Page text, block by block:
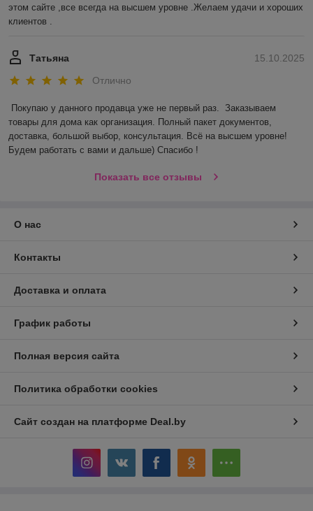
этом сайте ,все всегда на высшем уровне .Желаем удачи и хороших
клиентов .
15.10.2025
Татьяна
Отлично
Покупаю у данного продавца уже не первый раз.  Заказываем
товары для дома как организация. Полный пакет документов,
доставка, большой выбор, консультация. Всё на высшем уровне!
Будем работать с вами и дальше) Спасибо !
Показать все отзывы
О нас
Контакты
Доставка и оплата
График работы
Полная версия сайта
Политика обработки cookies
Сайт создан на платформе Deal.by